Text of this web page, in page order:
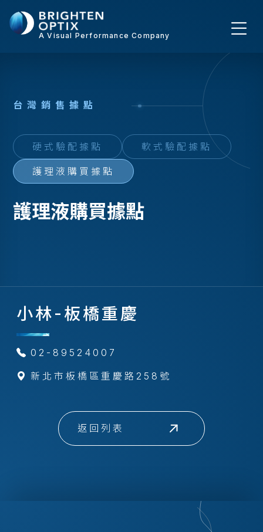
A Visual Performance Company
台灣銷 售據點
硬式驗配據點 軟式驗配據點
護理液購買據點
護理液購買據點
小林-板橋重慶
02-89524007
新北市板橋區重慶路258號
返回列表